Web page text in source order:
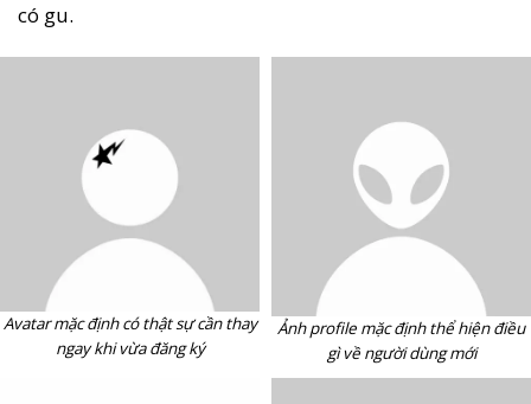
có gu.
Avatar mặc định có thật sự cần thay
ngay khi vừa đăng ký
Ảnh profile mặc định thể hiện điều
gì về người dùng mới